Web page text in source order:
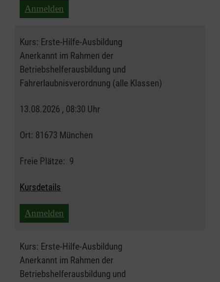
Anmelden
Kurs: Erste-Hilfe-Ausbildung
Anerkannt im Rahmen der
Betriebshelferausbildung und
Fahrerlaubnisverordnung (alle Klassen)
13.08.2026 , 08:30 Uhr
Ort: 81673 München
Freie Plätze: 9
Kursdetails
Anmelden
Kurs: Erste-Hilfe-Ausbildung
Anerkannt im Rahmen der
Betriebshelferausbildung und